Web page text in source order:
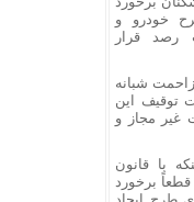
خودرو و
رصد قرار
دلیل مزاحمت شبانه
توقیف این
غیر مجاز و
با قانون
برخورد